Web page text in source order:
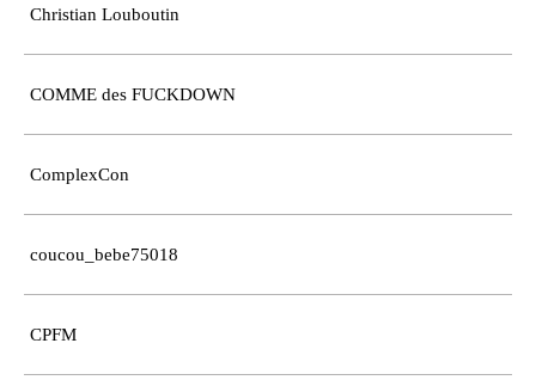
Christian Louboutin
COMME des FUCKDOWN
ComplexCon
coucou_bebe75018
CPFM